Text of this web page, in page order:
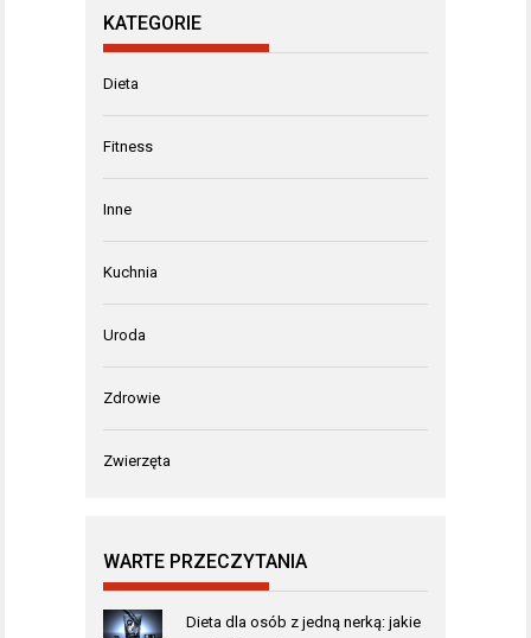
KATEGORIE
Dieta
Fitness
Inne
Kuchnia
Uroda
Zdrowie
Zwierzęta
WARTE PRZECZYTANIA
Dieta dla osób z jedną nerką: jakie